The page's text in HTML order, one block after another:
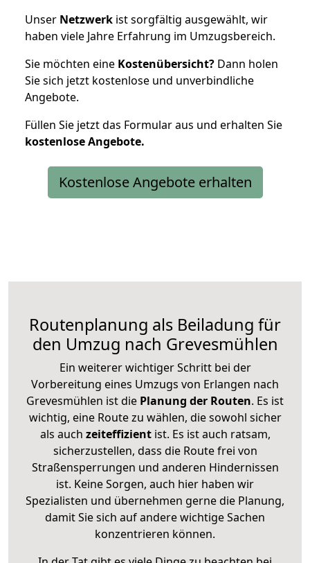
Unser Netzwerk ist sorgfältig ausgewählt, wir
haben viele Jahre Erfahrung im Umzugsbereich.
Sie möchten eine Kostenübersicht? Dann holen
Sie sich jetzt kostenlose und unverbindliche
Angebote.
Füllen Sie jetzt das Formular aus und erhalten Sie
kostenloseAngebote.
Kostenlose Angebote erhalten
Routenplanung als Beiladung für
den Umzug nach Grevesmühlen
Ein weiterer wichtiger Schritt bei der
Vorbereitung eines Umzugs von Erlangen nach
Grevesmühlen ist die Planung der Routen. Es ist
wichtig, eine Route zu wählen, die sowohl sicher
als auch zeiteffizientist. Es ist auch ratsam,
sicherzustellen, dass die Route frei von
Straßensperrungen und anderen Hindernissen
ist. Keine Sorgen, auch hier haben wir
Spezialisten und übernehmen gerne die Planung,
damit Sie sich auf andere wichtige Sachen
konzentrieren können.